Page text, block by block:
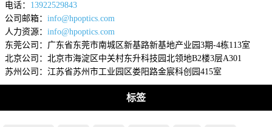
电话： 13922529843
公司邮箱： info@hpoptics.com
人力资源： info@hpoptics.com
东莞公司：广东省东莞市南城区新基路新基地产业园3期-4栋113室
北京公司：北京市海淀区中关村东升科技园北领地B2楼3层A301
苏州公司：江苏省苏州市工业园区娄阳路金宸科创园415室
标签